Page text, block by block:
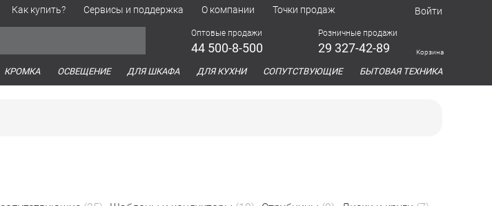
Как купить? Сервисы и поддержка О компании Точки продаж Войти
Оптовые продажи
44 500-8-500
Розничные продажи
29 327-42-89 Корзина
КРОМКА ОСВЕЩЕНИЕ ДЛЯ ШКАФА ДЛЯ КУХНИ СОПУТСТВУЮЩИЕ БЫТОВАЯ ТЕХНИКА